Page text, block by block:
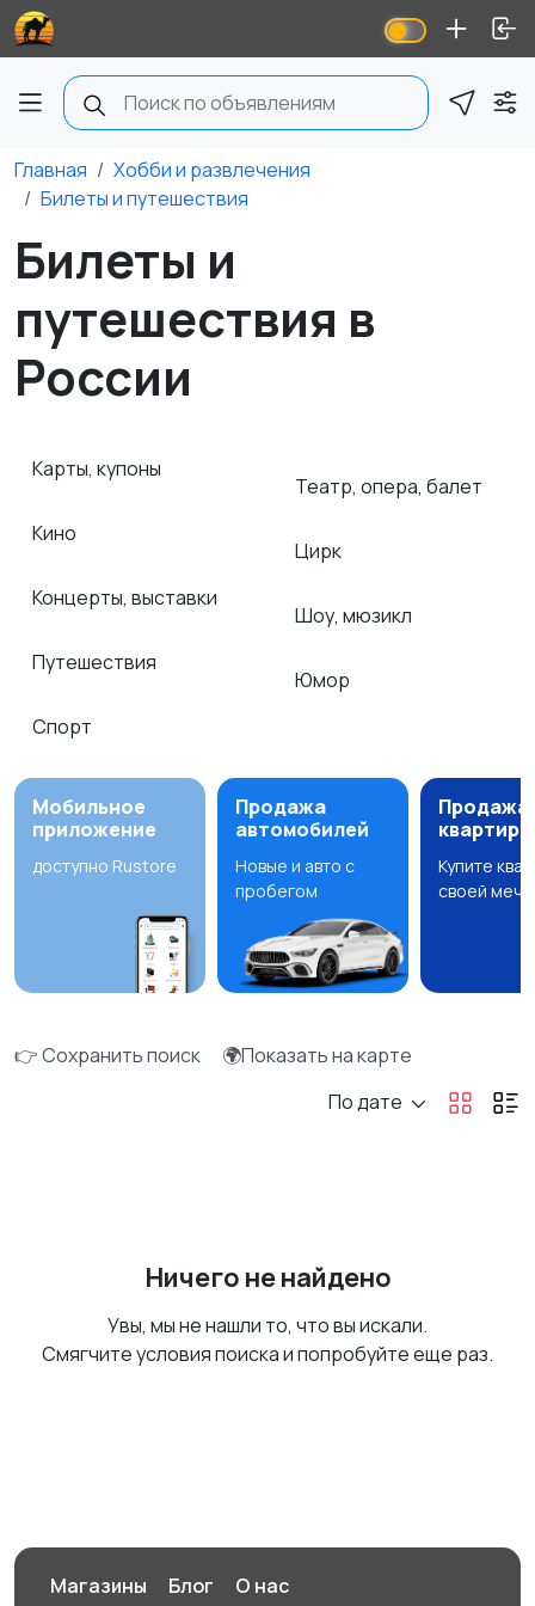
Главная
Хобби и развлечения
Билеты и путешествия
Билеты и
путешествия в
России
Карты, купоны
Кино
Концерты, выставки
Путешествия
Спорт
Театр, опера, балет
Цирк
Шоу, мюзикл
Юмор
Мобильное
приложение
доступно Rustore
Продажа
автомобилей
Новые и авто с
пробегом
Продажа
квартир
Купите
своей
👉 Сохранить поиск
🌍Показать на карте
По дате
Ничего не найдено
Увы, мы не нашли то, что вы искали.
Смягчите условия поиска и попробуйте еще раз.
Магазины Блог
О нас